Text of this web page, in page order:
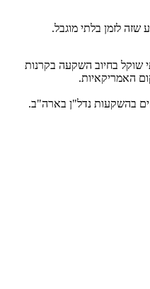
שזה לזמן בלתי מוגבל.
שוקל בחיוב השקעה בקרנות
האמריקאיות.